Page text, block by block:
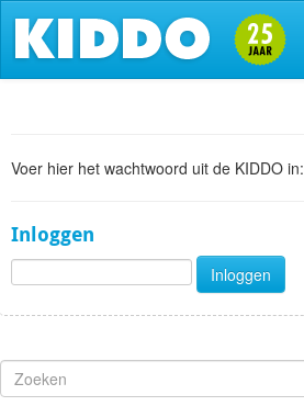
Voer hier het wachtwoord uit de KIDDO in:
Inloggen